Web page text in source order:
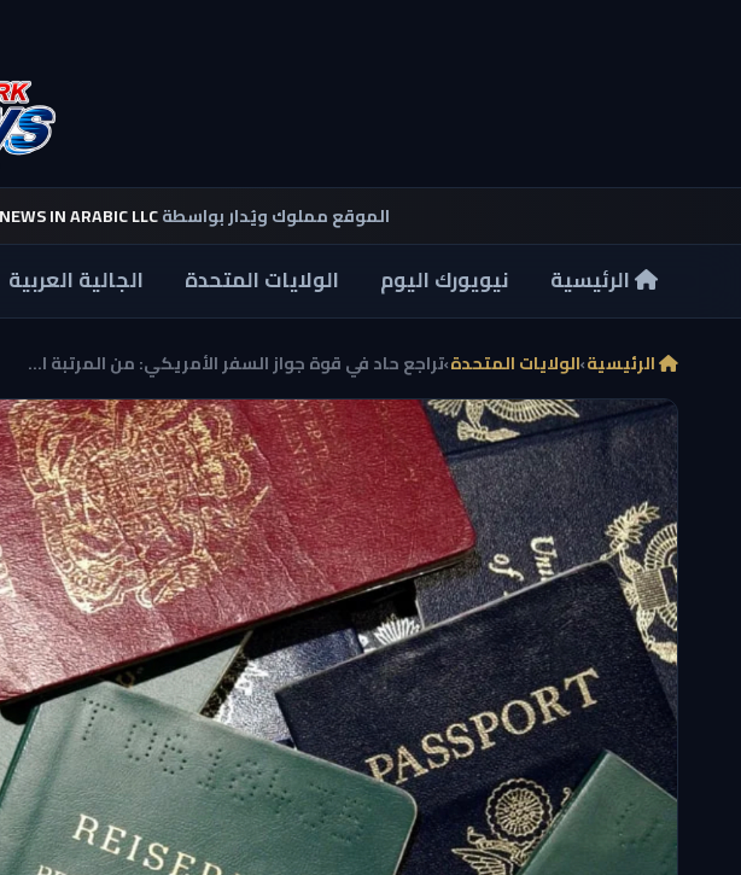
الموقع مملوك ويُدار بواسطةIN ARABIC LLC
الرئيسية نيويورك اليوم الولايات المتحدة الجالية العربية
الرئيسية›الولايات المتحدة›تراجع حاد في قوة جواز السفر الأمريكي: من المرتبة ا...